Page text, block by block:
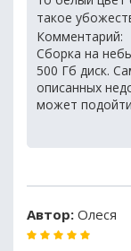
такое
Комментарий:
Сборка на
500 Гб диск.
описанных
может
Автор: Олеся